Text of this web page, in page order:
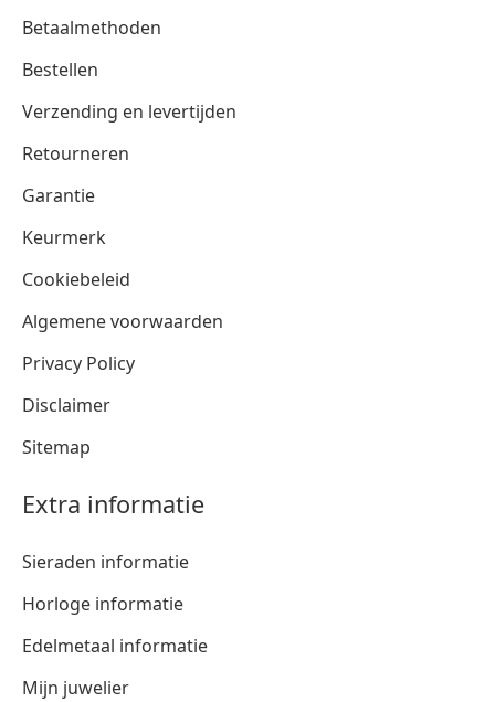
Betaalmethoden
Bestellen
Verzending en levertijden
Retourneren
Garantie
Keurmerk
Cookiebeleid
Algemene voorwaarden
Privacy Policy
Disclaimer
Sitemap
Extra informatie
Sieraden informatie
Horloge informatie
Edelmetaal informatie
Mijn juwelier